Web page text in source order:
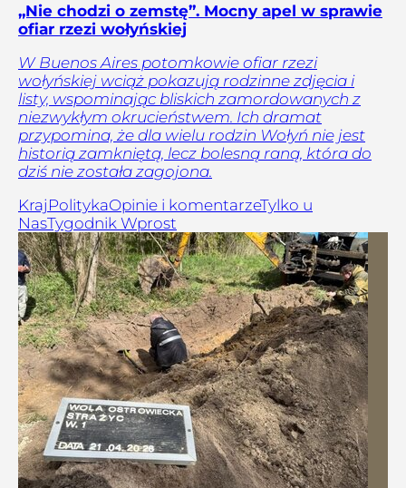
„Nie chodzi o zemstę”. Mocny apel w sprawie
ofiar rzezi wołyńskiej
W Buenos Aires potomkowie ofiar rzezi
wołyńskiej wciąż pokazują rodzinne zdjęcia i
listy, wspominając bliskich zamordowanych z
niezwykłym okrucieństwem. Ich dramat
przypomina, że dla wielu rodzin Wołyń nie jest
historią zamkniętą, lecz bolesną raną, która do
dziś nie została zagojona.
Kraj PolitykaOpinie i komentarzeTylko u
NasTygodnik Wprost